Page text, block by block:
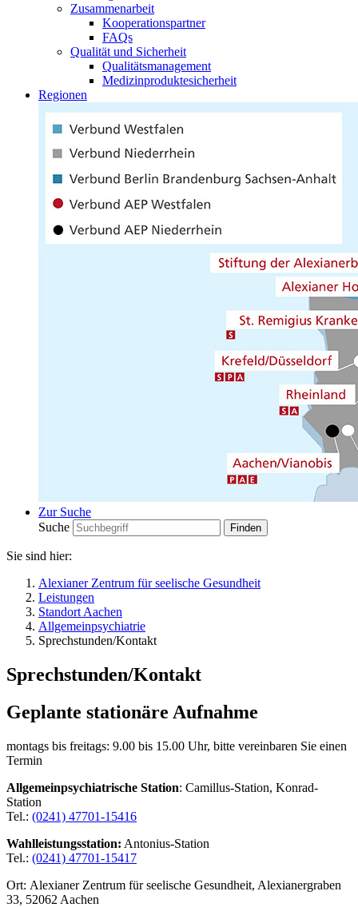
Zusammenarbeit
Kooperationspartner
FAQs
Qualität und Sicherheit
Qualitätsmanagement
Medizinproduktesicherheit
Regionen
Zur Suche
Suche
Sie sind hier:
Alexianer Zentrum für seelische Gesundheit
Leistungen
Standort Aachen
Allgemeinpsychiatrie
Sprechstunden/Kontakt
Sprechstunden/Kontakt
Geplante stationäre Aufnahme
montags bis freitags: 9.00 bis 15.00 Uhr, bitte vereinbaren Sie einen
Termin
Allgemeinpsychiatrische Station: Camillus-Station, Konrad-​
Station
Tel.: (0241) 47701-15416
Wahlleistungsstation: Antonius-Station
Tel.: (0241) 47701-15417
Ort: Alexianer Zentrum für seelische Gesundheit, Alexianergraben
33, 52062 Aachen